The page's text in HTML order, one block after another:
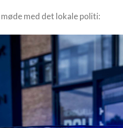
møde med det lokale politi: